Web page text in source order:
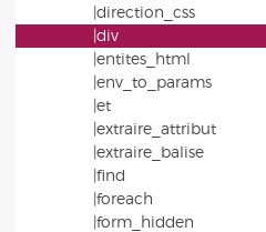
|direction_css
|div
|entites_html
|env_to_params
|et
|extraire_attribut
|extraire_balise
|find
|foreach
|form_hidden